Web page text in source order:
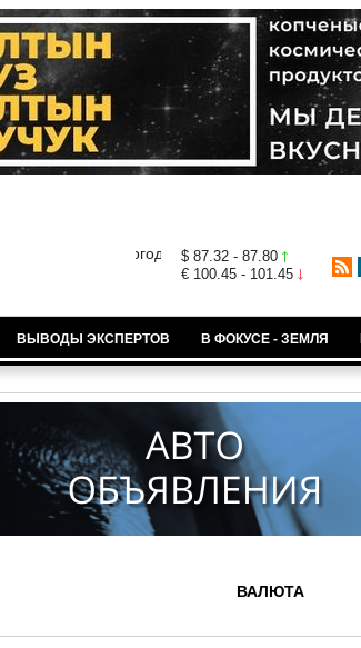
$ 87.32 - 87.80
€ 100.45 - 101.45
ВЫВОДЫ ЭКСПЕРТОВ В ФОКУСЕ - ЗЕМЛЯ
ВАЛЮТА